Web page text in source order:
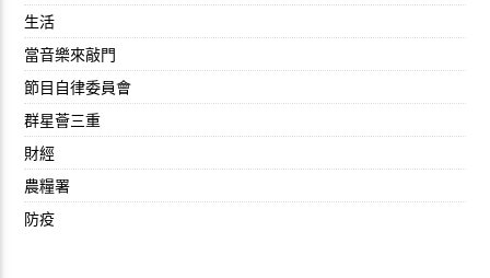
生活
當音樂來敲門
節目自律委員會
群星薈三重
財經
農糧署
防疫